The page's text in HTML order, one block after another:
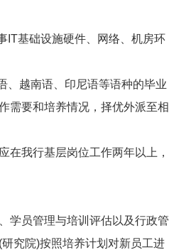
基础设施硬件、网络、机房环
越南语、印尼语等语种的毕业
需要和培养情况，择优外派至相
我行基层岗位工作两年以上，
员管理与培训评估以及行政管
究院)按照培养计划对新员工进